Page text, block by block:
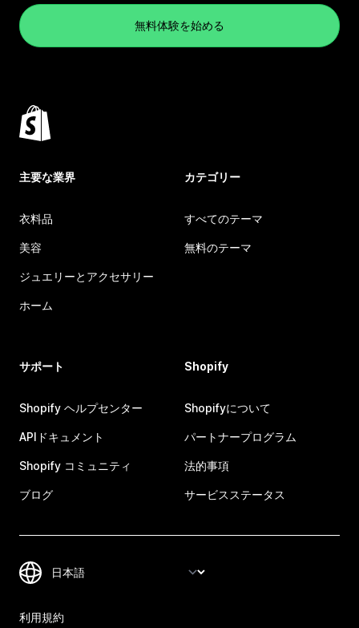
無料体験を始める
主要な業界
衣料品
美容
ジュエリーとアクセサリー
ホーム
カテゴリー
すべてのテーマ
無料のテーマ
サポート
Shopify ヘルプセンター
APIドキュメント
Shopify コミュニティ
ブログ
Shopify
Shopifyについて
パートナープログラム
法的事項
サービスステータス
利用規約